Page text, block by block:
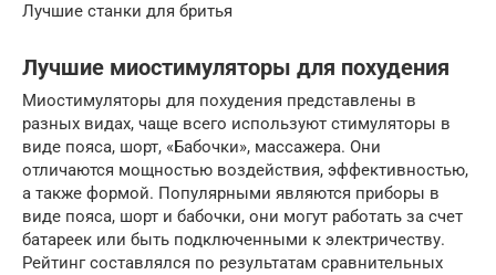
Лучшие станки для бритья
Лучшие миостимуляторы для похудения
Миостимуляторы для похудения представлены в
разных видах, чаще всего используют стимуляторы в
виде пояса, шорт, «Бабочки», массажера. Они
отличаются мощностью воздействия, эффективностью,
а также формой. Популярными являются приборы в
виде пояса, шорт и бабочки, они могут работать за счет
батареек или быть подключенными к электричеству.
Рейтинг составлялся по результатам сравнительных